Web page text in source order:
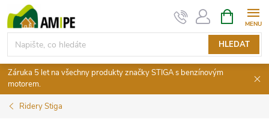
na
obsah
HLEDAT
NÁKUPNÍ
KOŠÍK
Záruka 5 let na všechny produkty značky STIGA s benzínovým
motorem.
Ridery Stiga